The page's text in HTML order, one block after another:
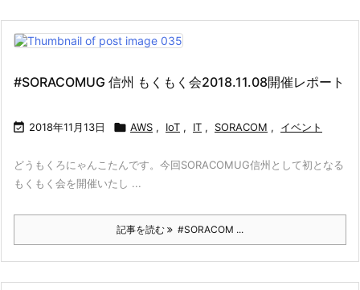
#SORACOMUG 信州 もくもく会2018.11.08開催レポート
 2018年11月13日  AWS , IoT , IT , SORACOM , イベント
どうもくろにゃんこたんです。今回SORACOMUG信州として初となる
もくもく会を開催いたし ...
記事を読む #SORACOM ...